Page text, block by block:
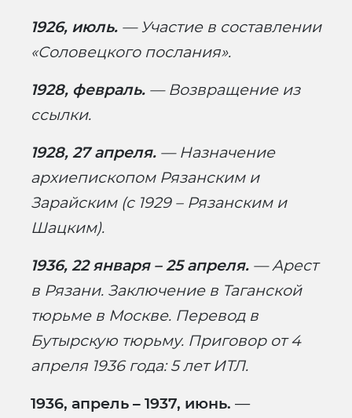
1926, июль. — Участие в составлении
«Соловецкого послания».
1928, февраль. — Возвращение из
ссылки.
1928, 27 апреля. — Назначение
архиепископом Рязанским и
Зарайским (с 1929 – Рязанским и
Шацким).
1936, 22 января – 25 апреля. — Арест
в Рязани. Заключение в Таганской
тюрьме в Москве. Перевод в
Бутырскую тюрьму. Приговор от 4
апреля 1936 года: 5 лет ИТЛ.
1936, апрель – 1937, июнь. —